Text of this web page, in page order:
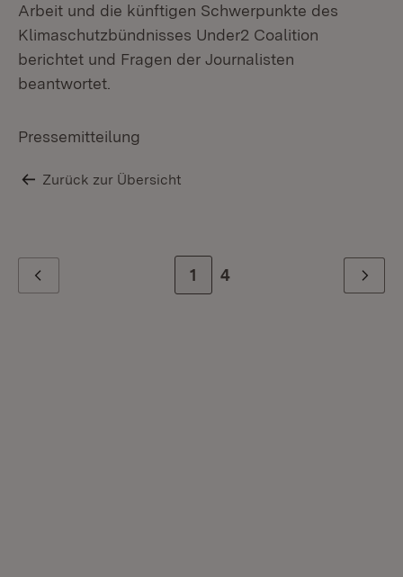
Arbeit und die künftigen Schwerpunkte des
Klimaschutzbündnisses Under2 Coalition
berichtet und Fragen der Journalisten
beantwortet.
Pressemitteilung
Zurück zur Übersicht
Zur Seite
1 Zur letzten Seite
4 Weiter